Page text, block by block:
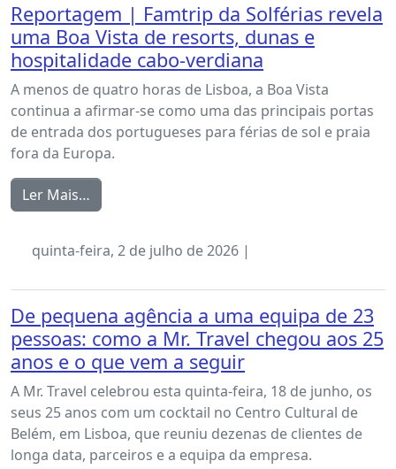
Reportagem | Famtrip da Solférias revela
uma Boa Vista de resorts, dunas e
hospitalidade cabo-verdiana
A menos de quatro horas de Lisboa, a Boa Vista
continua a afirmar-se como uma das principais portas
de entrada dos portugueses para férias de sol e praia
fora da Europa.
Ler Mais…
quinta-feira, 2 de julho de 2026 |
De pequena agência a uma equipa de 23
pessoas: como a Mr. Travel chegou aos 25
anos e o que vem a seguir
A Mr. Travel celebrou esta quinta-feira, 18 de junho, os
seus 25 anos com um cocktail no Centro Cultural de
Belém, em Lisboa, que reuniu dezenas de clientes de
longa data, parceiros e a equipa da empresa.